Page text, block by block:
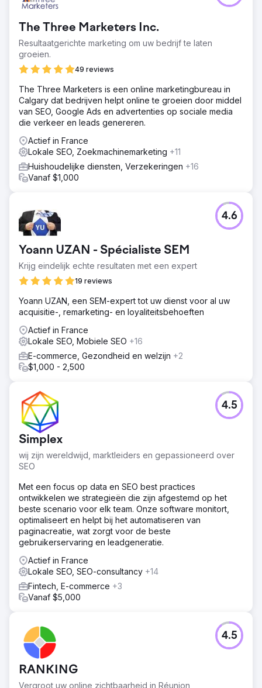
The Three Marketers Inc.
Resultaatgerichte marketing om uw bedrijf te laten
groeien.
49 reviews
The Three Marketers is een online marketingbureau in
Calgary dat bedrijven helpt online te groeien door middel
van SEO, Google Ads en advertenties op sociale media
die verkeer en leads genereren.
Actief in France
Lokale SEO, Zoekmachinemarketing +11
Huishoudelijke diensten, Verzekeringen +16
Vanaf $1,000
Yoann UZAN - Spécialiste SEM
Krijg eindelijk echte resultaten met een expert
19 reviews
4.6
Yoann UZAN, een SEM-expert tot uw dienst voor al uw
acquisitie-, remarketing- en loyaliteitsbehoeften
Actief in France
Lokale SEO, Mobiele SEO +16
E-commerce, Gezondheid en welzijn +2
$1,000 - 2,500
Simplex
wij zijn wereldwijd, marktleiders en gepassioneerd over
SEO
4.5
Met een focus op data en SEO best practices
ontwikkelen we strategieën die zijn afgestemd op het
beste scenario voor elk team. Onze software monitort,
optimaliseert en helpt bij het automatiseren van
paginacreatie, wat zorgt voor de beste
gebruikerservaring en leadgeneratie.
Actief in France
Lokale SEO, SEO-consultancy +14
Fintech, E-commerce +3
Vanaf $5,000
RANKING
Vergroot uw online zichtbaarheid in Réunion
4.5